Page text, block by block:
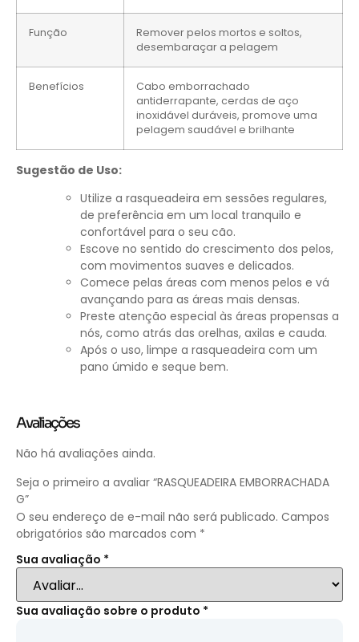
Função
Remover pelos mortos e soltos,
desembaraçar a pelagem
Benefícios
Cabo emborrachado
antiderrapante, cerdas de aço
inoxidável duráveis, promove uma
pelagem saudável e brilhante
Sugestão de Uso:
Utilize a rasqueadeira em sessões regulares,
de preferência em um local tranquilo e
confortável para o seu cão.
Escove no sentido do crescimento dos pelos,
com movimentos suaves e delicados.
Comece pelas áreas com menos pelos e vá
avançando para as áreas mais densas.
Preste atenção especial às áreas propensas a
nós, como atrás das orelhas, axilas e cauda.
Após o uso, limpe a rasqueadeira com um
pano úmido e seque bem.
Avaliações
Não há avaliações ainda.
Seja o primeiro a avaliar “RASQUEADEIRA EMBORRACHADA
G”
O seu endereço de e-mail não será publicado. Campos
obrigatórios são marcados com *
Sua avaliação *
Sua avaliação sobre o produto *